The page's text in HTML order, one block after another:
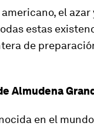
el azar
estas
de
Almudena
en el